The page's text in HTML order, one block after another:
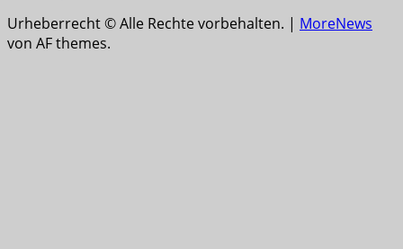
Urheberrecht © Alle Rechte vorbehalten. | MoreNews
von AF themes.